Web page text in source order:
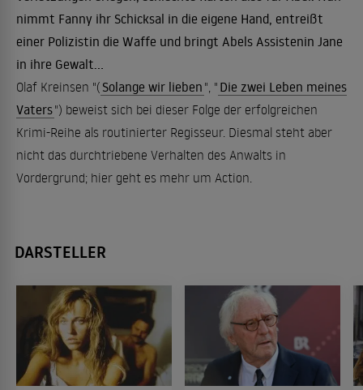
nimmt Fanny ihr Schicksal in die eigene Hand, entreißt
einer Polizistin die Waffe und bringt Abels Assistenin Jane
in ihre Gewalt...
Olaf Kreinsen "( Solange wir lieben ", " Die zwei Leben meines
Vaters") beweist sich bei dieser Folge der erfolgreichen
Krimi-Reihe als routinierter Regisseur. Diesmal steht aber
nicht das durchtriebene Verhalten des Anwalts in
Vordergrund; hier geht es mehr um Action.
DARSTELLER